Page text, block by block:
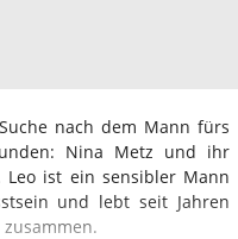
nach dem Mann fürs
Nina Metz und ihr
Leo ist ein sensibler Mann
und lebt seit Jahren